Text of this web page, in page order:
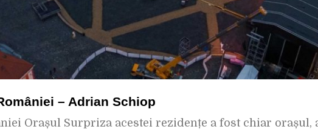
– Adrian Schiop
Orașul Surpriza acestei rezidențe a fost chiar orașul,